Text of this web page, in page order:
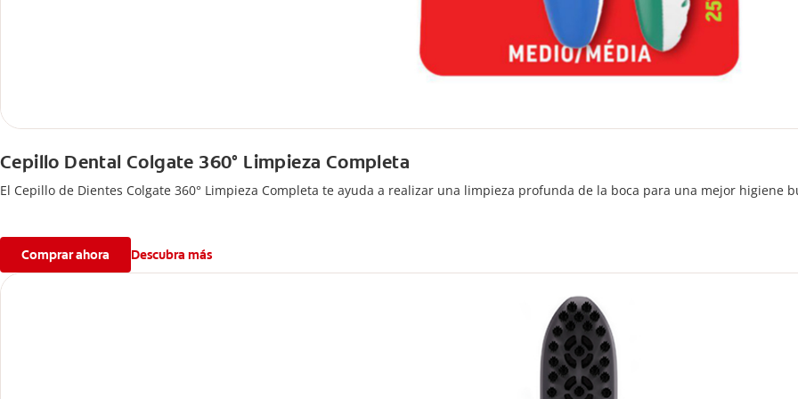
Cepillo Dental Colgate 360° Limpieza Completa
El Cepillo de Dientes Colgate 360° Limpieza Completa te ayuda a realizar una limpieza profunda de la boca para una mejor higiene
Comprar ahora Descubra más